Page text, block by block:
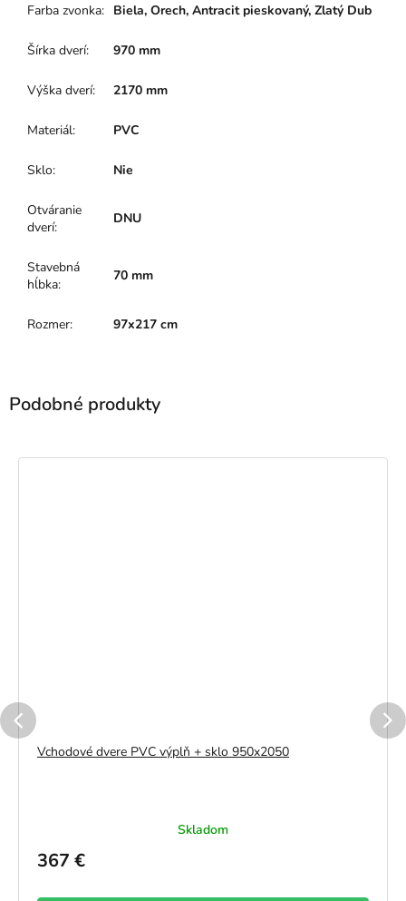
Farba zvonka: Biela, Orech, Antracit pieskovaný, Zlatý Dub
Šírka dverí: 970 mm
Výška dverí: 2170 mm
Materiál: PVC
Sklo: Nie
Otváranie
dverí:
DNU
Stavebná
hĺbka:
70 mm
Rozmer: 97x217 cm
Vchodové dvere PVC výplň + sklo 950x2050
Skladom
367 €